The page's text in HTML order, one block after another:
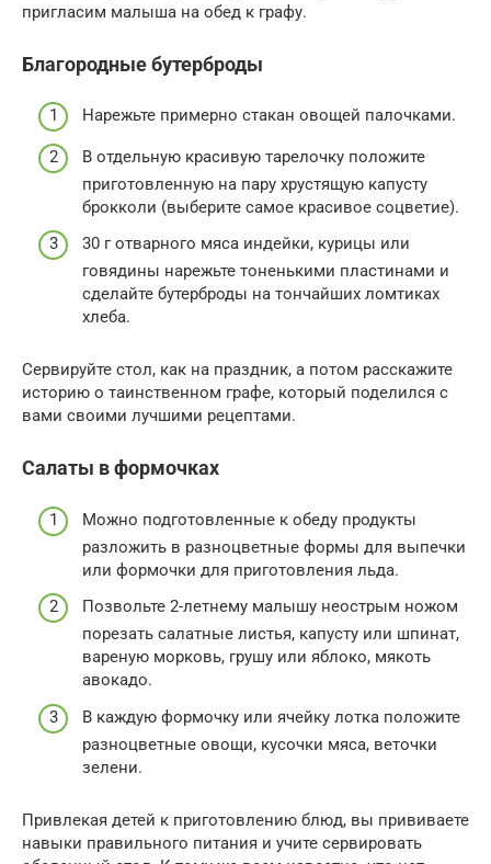
пригласим малыша на обед к графу.
Благородные бутерброды
Нарежьте примерно стакан овощей палочками.
В отдельную красивую тарелочку положите
приготовленную на пару хрустящую капусту
брокколи (выберите самое красивое соцветие).
30 г отварного мяса индейки, курицы или
говядины нарежьте тоненькими пластинами и
сделайте бутерброды на тончайших ломтиках
хлеба.
Сервируйте стол, как на праздник, а потом расскажите
историю о таинственном графе, который поделился с
вами своими лучшими рецептами.
Салаты в формочках
Можно подготовленные к обеду продукты
разложить в разноцветные формы для выпечки
или формочки для приготовления льда.
Позвольте 2-летнему малышу неострым ножом
порезать салатные листья, капусту или шпинат,
вареную морковь, грушу или яблоко, мякоть
авокадо.
В каждую формочку или ячейку лотка положите
разноцветные овощи, кусочки мяса, веточки
зелени.
Привлекая детей к приготовлению блюд, вы прививаете
навыки правильного питания и учите сервировать